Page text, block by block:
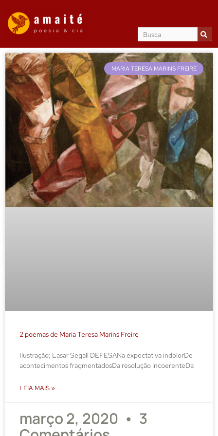
MARIA TERESA MARINS FREIRE
2 poemas de Maria Teresa Marins Freire
Ilustração; Lasar Segall DEFESANa expectativa indolorDe
acontecimentos fragmentadosDa resolução incoerenteDa
LEIA MAIS »
março 2, 2020
3